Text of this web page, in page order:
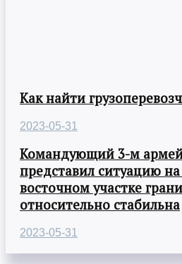
Как найти
2023-05-31
Командующий 3-м
представил ситуацию на
восточном участке
относительно стабильна
2023-05-31